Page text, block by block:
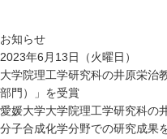
お知らせ
2023年6月13日（火曜日）
大学院理工学研究科の井原栄治
部門）」を受賞
愛媛大学大学院理工学研究科の
分子合成化学分野での研究成果